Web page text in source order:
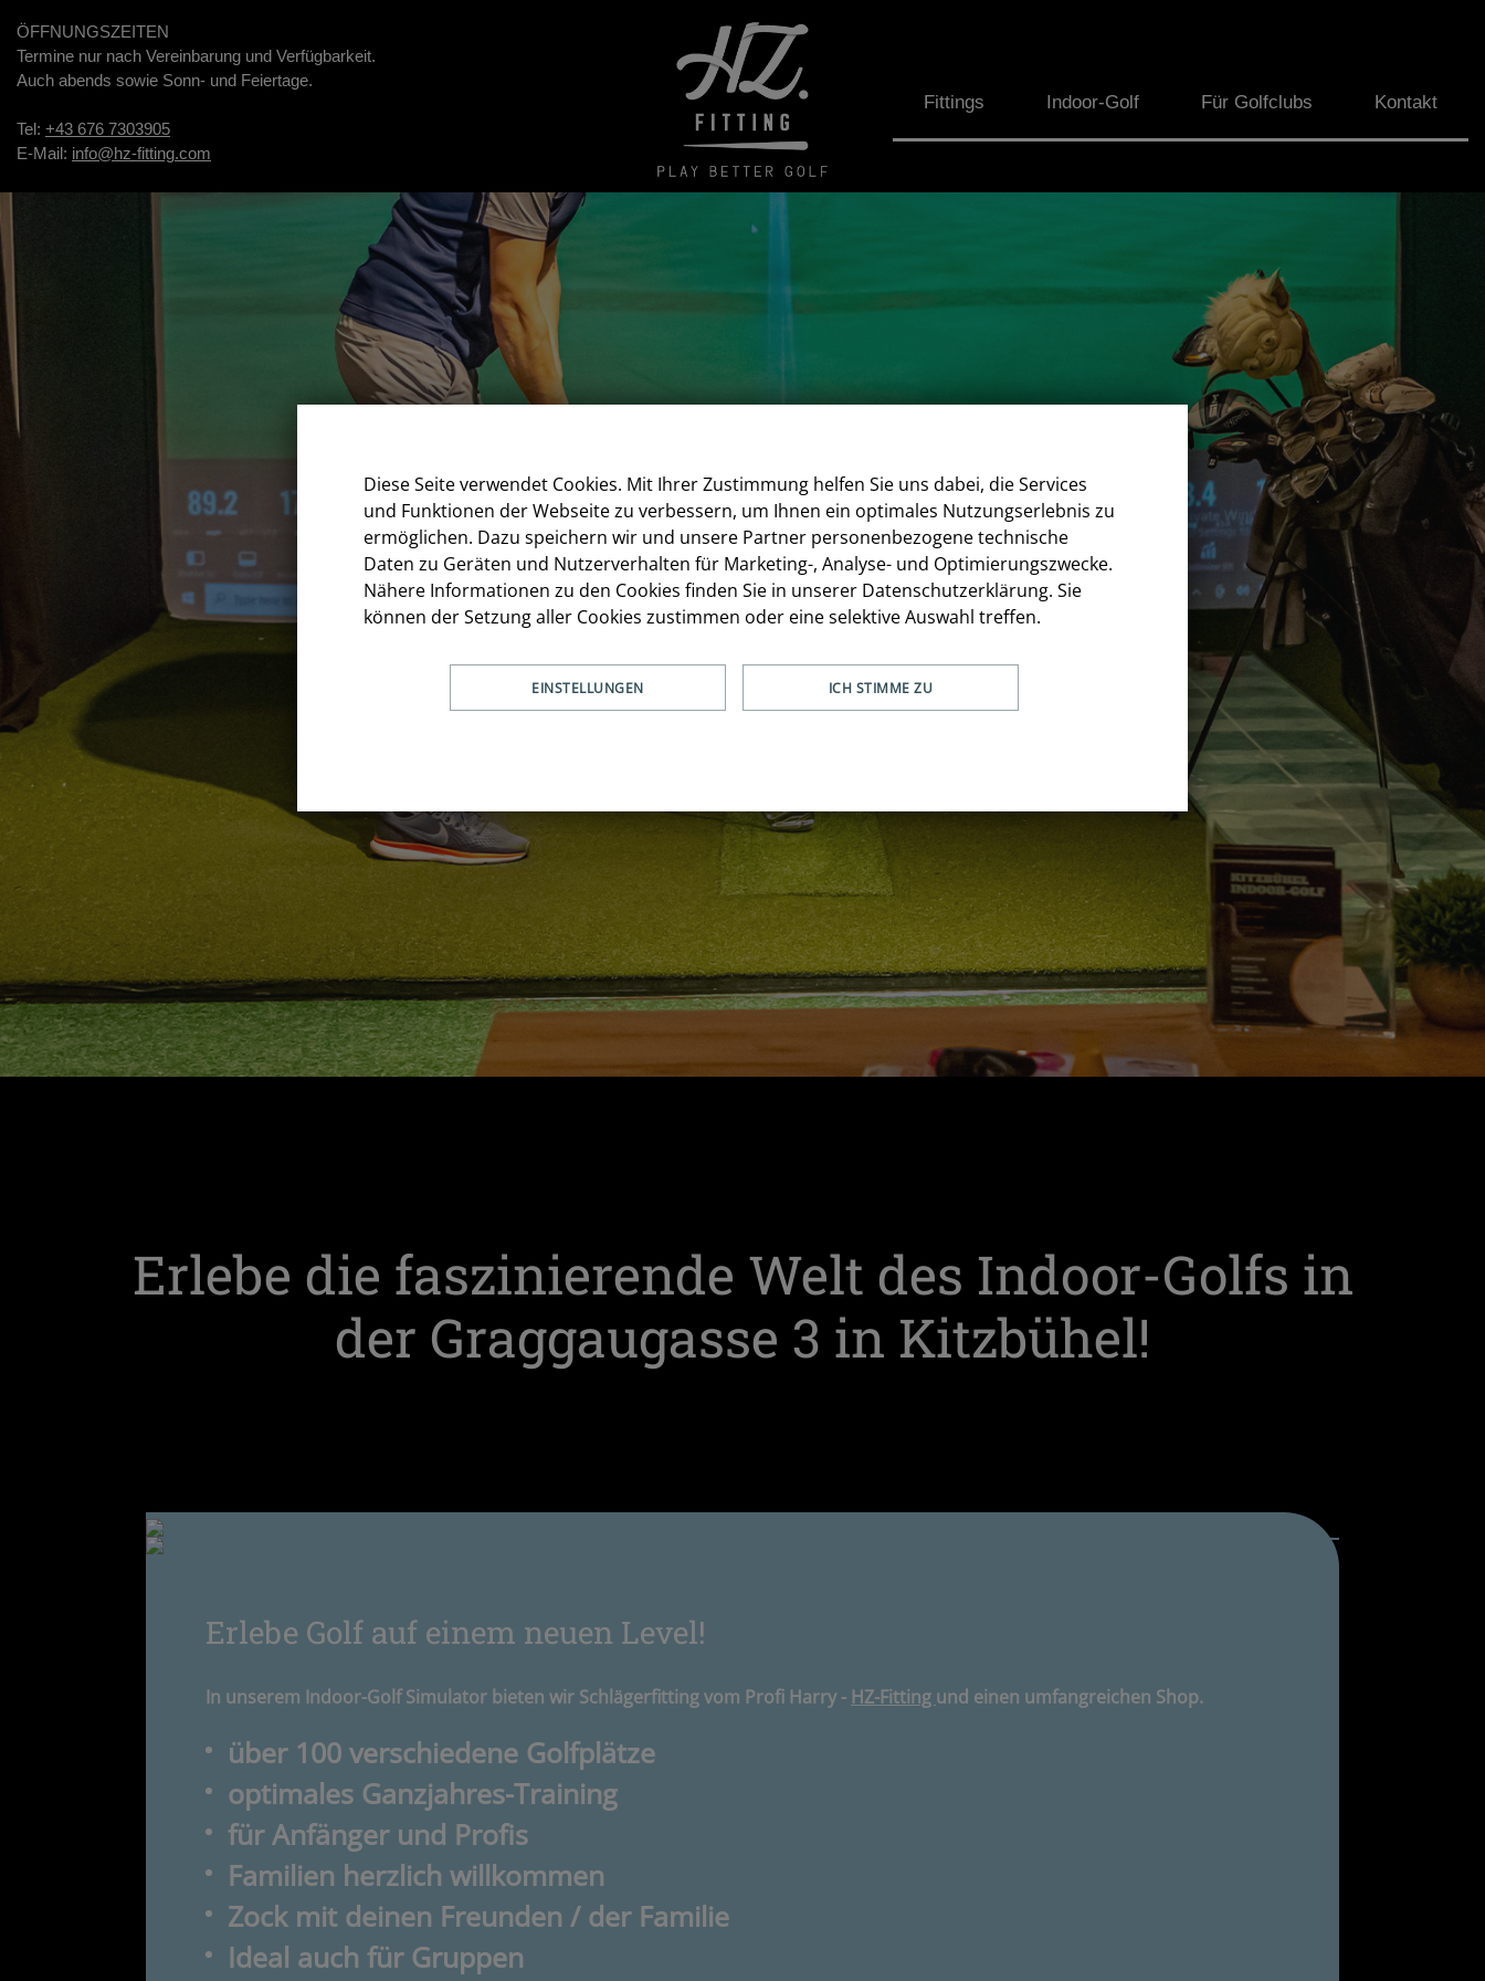
ÖFFNUNGSZEITEN
Termine nur nach Vereinbarung und Verfügbarkeit.
Auch abends sowie Sonn- und Feiertage.
Tel: +43 676 7303905
E-Mail: info@hz-fitting.com
Fittings Indoor-Golf Für Golfclubs Kontakt
Erlebe die faszinierende Welt des Indoor-Golfs in
der Graggaugasse 3 in Kitzbühel!
Erlebe Golf auf einem neuen Level!
In unserem Indoor-Golf Simulator bieten wir Schlägerfitting vom Profi Harry - HZ-Fitting und einen umfangreichen Shop.
über 100 verschiedene Golfplätze
optimales Ganzjahres-Training
für Anfänger und Profis
Familien herzlich willkommen
Zock mit deinen Freunden / der Familie
Ideal auch für Gruppen
Diese Seite verwendet Cookies. Mit Ihrer Zustimmung helfen Sie uns dabei, die Services
und Funktionen der Webseite zu verbessern, um Ihnen ein optimales Nutzungserlebnis zu
ermöglichen. Dazu speichern wir und unsere Partner personenbezogene technische
Daten zu Geräten und Nutzerverhalten für Marketing-, Analyse- und Optimierungszwecke.
Nähere Informationen zu den Cookies finden Sie in unserer Datenschutzerklärung. Sie
können der Setzung aller Cookies zustimmen oder eine selektive Auswahl treffen.
EINSTELLUNGEN ICH STIMME ZU